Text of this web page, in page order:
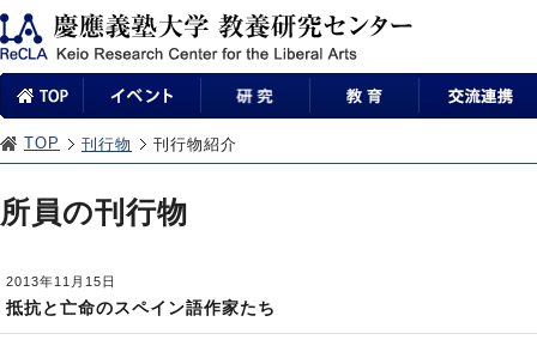
TOP 刊行物 刊行物紹介
所員の刊行物
2013年11月15日
抵抗と亡命のスペイン語作家たち